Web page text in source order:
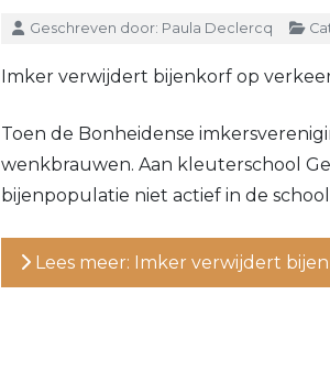
DetailsGeschreven door: Paula Declercq
Imker verwijdert bijenkorf op
Toen de Bonheidense
wenkbrauwen. Aan kleuterschool
bijenpopulatie niet actief in de
Lees meer: Imker verwijdert